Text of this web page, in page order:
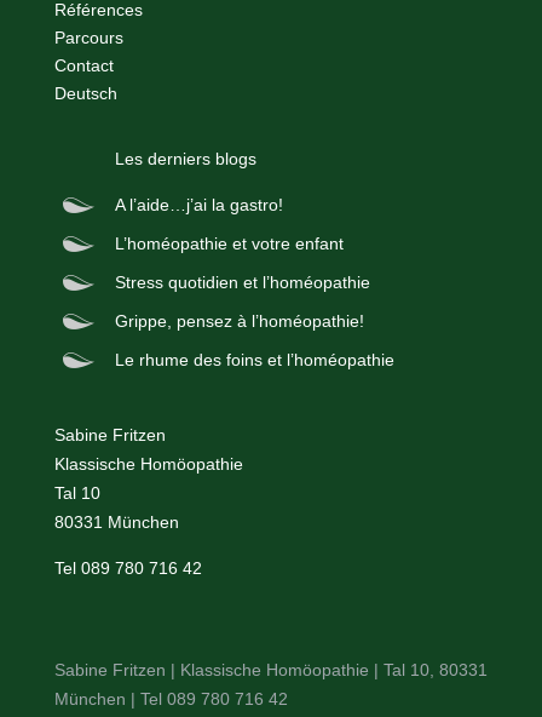
Références
Parcours
Contact
Deutsch
Les derniers blogs
A l’aide…j’ai la gastro!
L’homéopathie et votre enfant
Stress quotidien et l’homéopathie
Grippe, pensez à l’homéopathie!
Le rhume des foins et l’homéopathie
Sabine Fritzen
Klassische Homöopathie
Tal 10
80331 München
Tel 089 780 716 42
Sabine Fritzen | Klassische Homöopathie | Tal 10, 80331
München | Tel 089 780 716 42